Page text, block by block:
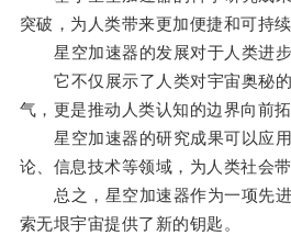
突破，为人类带来更加便捷和可持续
星空加速器的发展对于人类进步
它不仅展示了人类对宇宙奥秘的
气，更是推动人类认知的边界向前拓
星空加速器的研究成果可以应用
论、信息技术等领域，为人类社会
总之，星空加速器作为一项先进
索无垠宇宙提供了新的钥匙。